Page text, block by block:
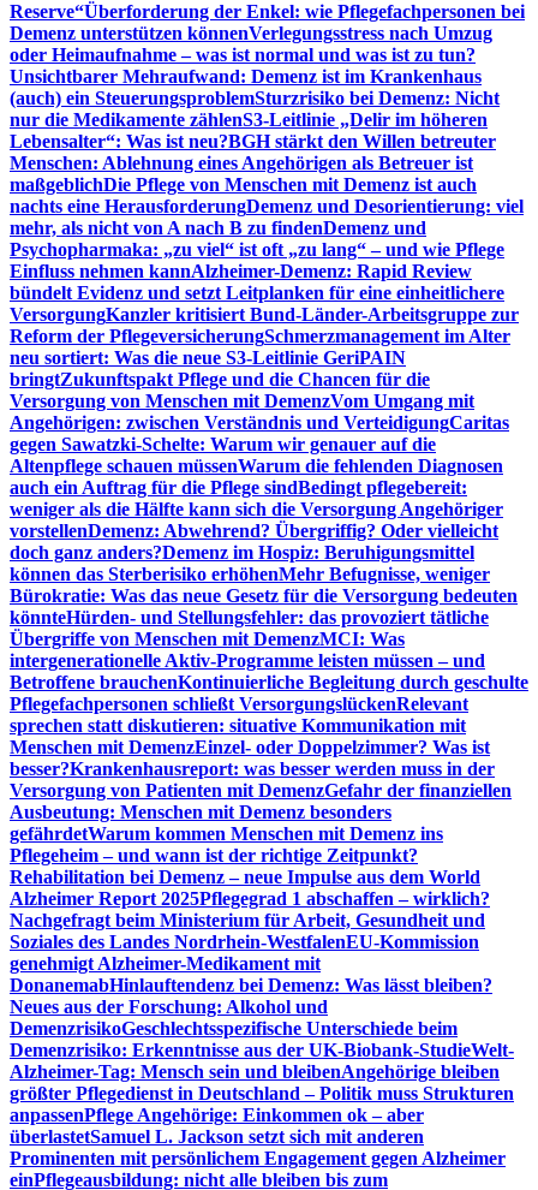
Reserve“Überforderung der Enkel: wie Pflegefachpersonen bei
Demenz unterstützen könnenVerlegungsstress nach Umzug
oder Heimaufnahme – was ist normal und was ist zu tun?
Unsichtbarer Mehraufwand: Demenz ist im Krankenhaus
(auch) ein SteuerungsproblemSturzrisiko bei Demenz: Nicht
nur die Medikamente zählenS3-Leitlinie „Delir im höheren
Lebensalter“: Was ist neu?BGH stärkt den Willen betreuter
Menschen: Ablehnung eines Angehörigen als Betreuer ist
maßgeblichDie Pflege von Menschen mit Demenz ist auch
nachts eine HerausforderungDemenz und Desorientierung: viel
mehr, als nicht von A nach B zu findenDemenz und
Psychopharmaka: „zu viel“ ist oft „zu lang“ – und wie Pflege
Einfluss nehmen kannAlzheimer-Demenz: Rapid Review
bündelt Evidenz und setzt Leitplanken für eine einheitlichere
VersorgungKanzler kritisiert Bund-Länder-Arbeitsgruppe zur
Reform der PflegeversicherungSchmerzmanagement im Alter
neu sortiert: Was die neue S3-Leitlinie GeriPAIN
bringtZukunftspakt Pflege und die Chancen für die
Versorgung von Menschen mit DemenzVom Umgang mit
Angehörigen: zwischen Verständnis und VerteidigungCaritas
gegen Sawatzki-Schelte: Warum wir genauer auf die
Altenpflege schauen müssenWarum die fehlenden Diagnosen
auch ein Auftrag für die Pflege sindBedingt pflegebereit:
weniger als die Hälfte kann sich die Versorgung Angehöriger
vorstellenDemenz: Abwehrend? Übergriffig? Oder vielleicht
doch ganz anders?Demenz im Hospiz: Beruhigungsmittel
können das Sterberisiko erhöhenMehr Befugnisse, weniger
Bürokratie: Was das neue Gesetz für die Versorgung bedeuten
könnteHürden- und Stellungsfehler: das provoziert tätliche
Übergriffe von Menschen mit DemenzMCI: Was
intergenerationelle Aktiv-Programme leisten müssen – und
Betroffene brauchenKontinuierliche Begleitung durch geschulte
Pflegefachpersonen schließt VersorgungslückenRelevant
sprechen statt diskutieren: situative Kommunikation mit
Menschen mit DemenzEinzel- oder Doppelzimmer? Was ist
besser?Krankenhausreport: was besser werden muss in der
Versorgung von Patienten mit DemenzGefahr der finanziellen
Ausbeutung: Menschen mit Demenz besonders
gefährdetWarum kommen Menschen mit Demenz ins
Pflegeheim – und wann ist der richtige Zeitpunkt?
Rehabilitation bei Demenz – neue Impulse aus dem World
Alzheimer Report 2025Pflegegrad 1 abschaffen – wirklich?
Nachgefragt beim Ministerium für Arbeit, Gesundheit und
Soziales des Landes Nordrhein-WestfalenEU-Kommission
genehmigt Alzheimer-Medikament mit
DonanemabHinlauftendenz bei Demenz: Was lässt bleiben?
Neues aus der Forschung: Alkohol und
DemenzrisikoGeschlechtsspezifische Unterschiede beim
Demenzrisiko: Erkenntnisse aus der UK-Biobank-StudieWelt-
Alzheimer-Tag: Mensch sein und bleibenAngehörige bleiben
größter Pflegedienst in Deutschland – Politik muss Strukturen
anpassenPflege Angehörige: Einkommen ok – aber
überlastetSamuel L. Jackson setzt sich mit anderen
Prominenten mit persönlichem Engagement gegen Alzheimer
einPflegeausbildung: nicht alle bleiben bis zum